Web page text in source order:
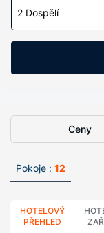
2 Dospělí
Ceny
Pokoje : 12
HOTELOVÝ
PŘEHLED